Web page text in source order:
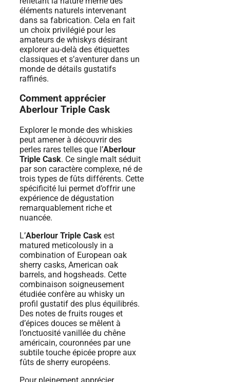
éléments naturels intervenant
dans sa fabrication. Cela en fait
un choix privilégié pour les
amateurs de whiskys désirant
explorer au-delà des étiquettes
classiques et s’aventurer dans un
monde de détails gustatifs
raffinés.
Comment apprécier
Aberlour Triple Cask
Explorer le monde des whiskies
peut amener à découvrir des
perles rares telles que l’Aberlour
Triple Cask. Ce single malt séduit
par son caractère complexe, né de
trois types de fûts différents. Cette
spécificité lui permet d’offrir une
expérience de dégustation
remarquablement riche et
nuancée.
L’Aberlour Triple Cask est
matured meticolously in a
combination of European oak
sherry casks, American oak
barrels, and hogsheads. Cette
combinaison soigneusement
étudiée confère au whisky un
profil gustatif des plus équilibrés.
Des notes de fruits rouges et
d’épices douces se mêlent à
l’onctuosité vanillée du chêne
américain, couronnées par une
subtile touche épicée propre aux
fûts de sherry européens.